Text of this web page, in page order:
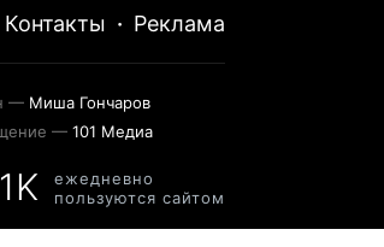
Контакты · Реклама
— Миша Гончаров
— 101 Медиа
ежедневно
пользуются сайтом